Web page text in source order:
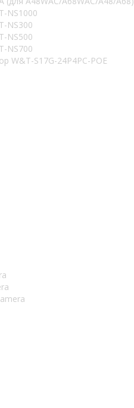
NS1000
NS300
NS500
NS700
W&T-S17G-24P4PC-POE